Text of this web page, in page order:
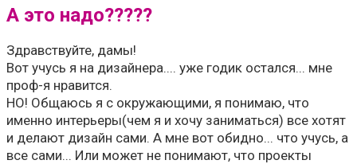
А это надо?????
Здравствуйте, дамы!
Вот учусь я на дизайнера.... уже годик остался... мне
проф-я нравится.
НО! Общаюсь я с окружающими, я понимаю, что
именно интерьеры(чем я и хочу заниматься) все хотят
и делают дизайн сами. А мне вот обидно... что учусь, а
все сами... Или может не понимают, что проекты